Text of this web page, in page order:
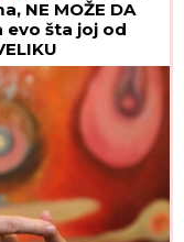
NE MOŽE DA
evo šta joj od